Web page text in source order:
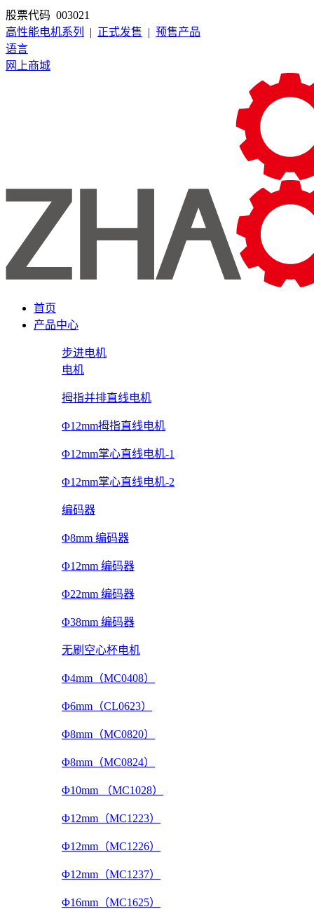
股票代码 003021
高性能电机系列
| 正式发售 | 预售产品
语言
网上商城
首页
产品中心
步进电机
电机
拇指并排直线电机
Φ12mm拇指直线电机
Φ12mm掌心直线电机-1
Φ12mm掌心直线电机-2
编码器
Φ8mm 编码器
Φ12mm 编码器
Φ22mm 编码器
Φ38mm 编码器
无刷空心杯电机
Φ4mm（MC0408）
Φ6mm（CL0623）
Φ8mm（MC0820）
Φ8mm（MC0824）
Φ10mm （MC1028）
Φ12mm（MC1223）
Φ12mm（MC1226）
Φ12mm（MC1237）
Φ16mm（MC1625）